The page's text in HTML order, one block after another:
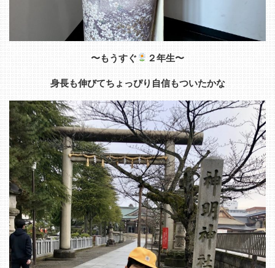
〜もうすぐ ２年生〜
身長も伸びてちょっぴり自信もついたかな